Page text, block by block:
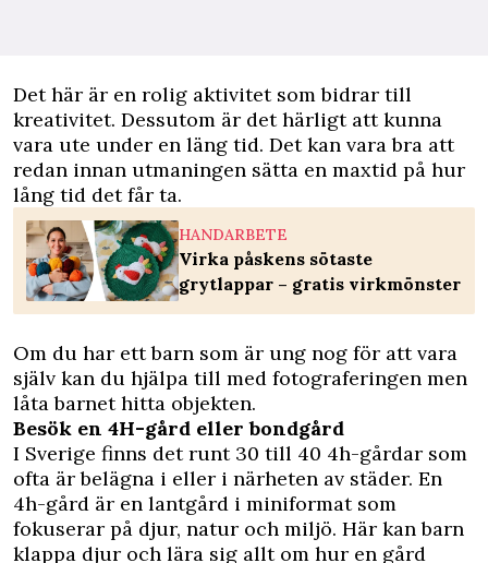
Det här är en rolig aktivitet som bidrar till
kreativitet. Dessutom är det härligt att kunna
vara ute under en läng tid. Det kan vara bra att
redan innan utmaningen sätta en maxtid på hur
lång tid det får ta.
HANDARBETE
Virka påskens sötaste
grytlappar – gratis virkmönster
Om du har ett barn som är ung nog för att vara
själv kan du hjälpa till med fotograferingen men
låta barnet hitta objekten.
Besök en 4H-gård eller bondgård
I Sverige finns det runt 30 till 40 4h-gårdar som
ofta är belägna i eller i närheten av städer. En
4h-gård är en lantgård i miniformat som
fokuserar på djur, natur och miljö. Här kan barn
klappa djur och lära sig allt om hur en gård